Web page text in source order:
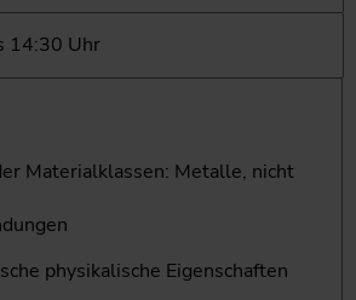
14:30 Uhr
Materialklassen: Metalle, nicht
physikalische Eigenschaften